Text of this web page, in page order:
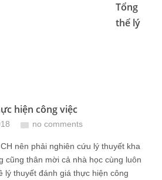
Tổng
thể lý
hiện công việc
no comments
nên phải nghiên cứu lý thuyết kha
cũng thân mời cả nhà học cùng luôn
lý thuyết đánh giá thực hiện công